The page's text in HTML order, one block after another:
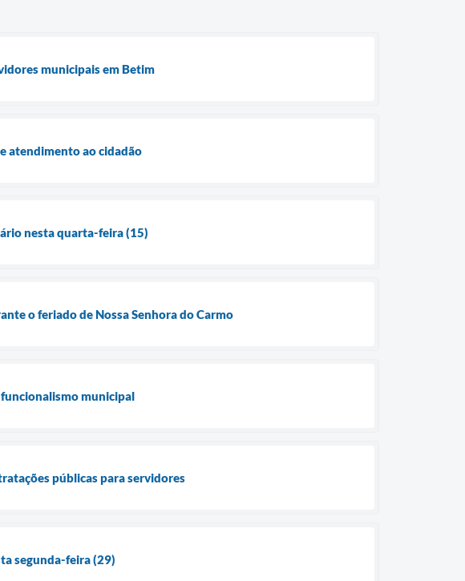
municipais em Betim
atendimento ao cidadão
nesta quarta-feira (15)
o feriado de Nossa Senhora do Carmo
municipal
públicas para servidores
segunda-feira (29)